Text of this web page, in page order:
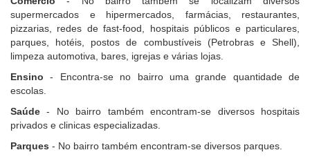
supermercados e hipermercados, farmácias, restaurantes,
pizzarias, redes de fast-food, hospitais públicos e particulares,
parques, hotéis, postos de combustíveis (Petrobras e Shell),
limpeza automotiva, bares, igrejas e várias lojas.
Ensino - Encontra-se no bairro uma grande quantidade de
escolas.
Saúde - No bairro também encontram-se diversos hospitais
privados e clinicas especializadas.
Parques - No bairro também encontram-se diversos parques.